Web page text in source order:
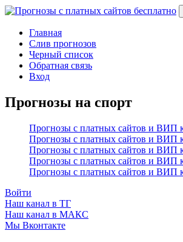
Перейти
содержимому
Прогнозы с платных сайтов бесплатно
Слив прогнозов с платных VIP каналов
Главная
Слив прогнозов
Черный список
Обратная связь
Вход
Прогнозы на спорт
Прогнозы с платных сайтов и ВИП
Прогнозы с платных сайтов и ВИП
Прогнозы с платных сайтов и ВИП
Прогнозы с платных сайтов и ВИП
Прогнозы с платных сайтов и ВИП
Войти
Наш канал в ТГ
Наш канал в МАКС
Мы Вконтакте